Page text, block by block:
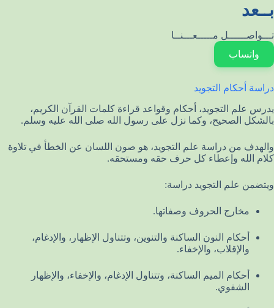
بــعد
تـــواصــــــل مـــــعـــنــا
واتساب
دراسة أحكام التجويد
يدرس علم التجويد، أحكام وقواعد قراءة كلمات القرآن الكريم،
بالشكل الصحيح، وكما نزل على رسول الله صلى الله عليه وسلم.
والهدف من دراسة علم التجويد، هو صون اللسان عن الخطأ في تلاوة
كلام الله وإعطاء كل حرف حقه ومستحقه.
ويتضمن علم التجويد دراسة:
مخارج الحروف وصفاتها.
أحكام النون الساكنة والتنوين، وتتناول الإظهار، والإدغام،
والإقلاب، والإخفاء.
أحكام الميم الساكنة، وتتناول الإدغام، والإخفاء، والإظهار
الشفوي.